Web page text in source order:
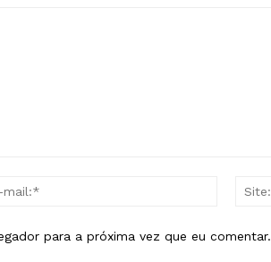
para a próxima vez que eu comentar.